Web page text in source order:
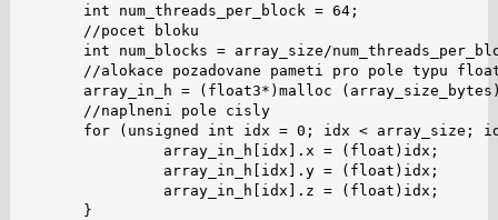
       int num_threads_per_block = 64;
       //pocet bloku
int num_blocks = array_size/
//alokace pozadovane pameti pro pole typu
array_in_h = (float3*)malloc
       //naplneni pole cisly
for (unsigned int idx = 0; idx < array_size;
                array_in_h[idx].x = (float)idx;
                array_in_h[idx].y = (float)idx;
                array_in_h[idx].z = (float)idx;
       }